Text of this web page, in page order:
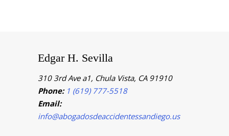
Edgar H. Sevilla
310 3rd Ave a1, Chula Vista, CA 91910
Phone: 1 (619) 777-5518
Email:
info@abogadosdeaccidentessandiego.us